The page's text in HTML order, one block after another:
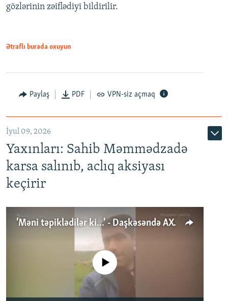
gözlərinin zəiflədiyi bildirilir.
Ətraflı burada oxuyun
Paylaş PDF VPN-siz açmaq
İyul 09, 2026
Yaxınları: Sahib Məmmədzadə
karsa salınıb, aclıq aksiyası
keçirir
'Məni təpiklədilər ki...' - Daşkəsəndə AXCP fəalının yaxınları onun həbsinə etiraz edirlər
No media source currently available